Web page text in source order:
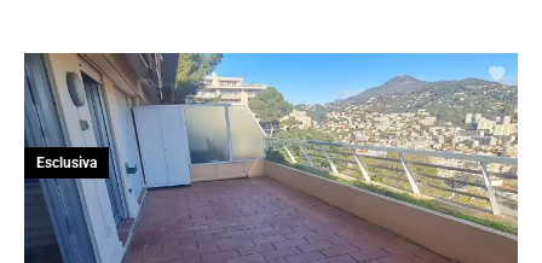
Esclusiva